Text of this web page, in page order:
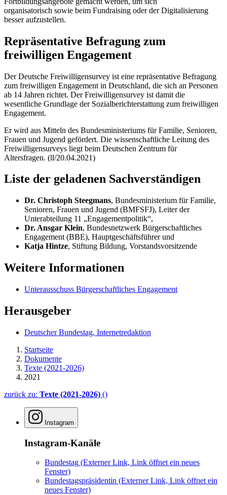
organisatorisch sowie beim Fundraising oder der Digitalisierung
besser aufzustellen.
Repräsentative Befragung zum
freiwilligen Engagement
Der Deutsche Freiwilligensurvey ist eine repräsentative Befragung
zum freiwilligen Engagement in Deutschland, die sich an Personen
ab 14 Jahren richtet. Der Freiwilligensurvey ist damit die
wesentliche Grundlage der Sozialberichterstattung zum freiwilligen
Engagement.
Er wird aus Mitteln des Bundesministeriums für Familie, Senioren,
Frauen und Jugend gefördert. Die wissenschaftliche Leitung des
Freiwilligensurveys liegt beim Deutschen Zentrum für
Altersfragen. (ll/20.04.2021)
Liste der geladenen Sachverständigen
Dr. Christoph Steegmans, Bundesministerium für Familie,
Senioren, Frauen und Jugend (BMFSFJ), Leiter der
Unterabteilung 11 „Engagementpolitik“,
Dr. Ansgar Klein, Bundesnetzwerk Bürgerschaftliches
Engagement (BBE), Hauptgeschäftsführer und
Katja Hintze, Stiftung Bildung, Vorstandsvorsitzende
Weitere Informationen
Unterausschuss Bürgerschaftliches Engagement
Herausgeber
Deutscher Bundestag, Internetredaktion
Startseite
Dokumente
Texte (2021-2026)
2021
zurück zu: Texte (2021-2026) ()
Instagram
Instagram-Kanäle
Bundestag (Externer Link, Link öffnet ein neues
Fenster)
Bundestagspräsidentin (Externer Link, Link öffnet ein
neues Fenster)